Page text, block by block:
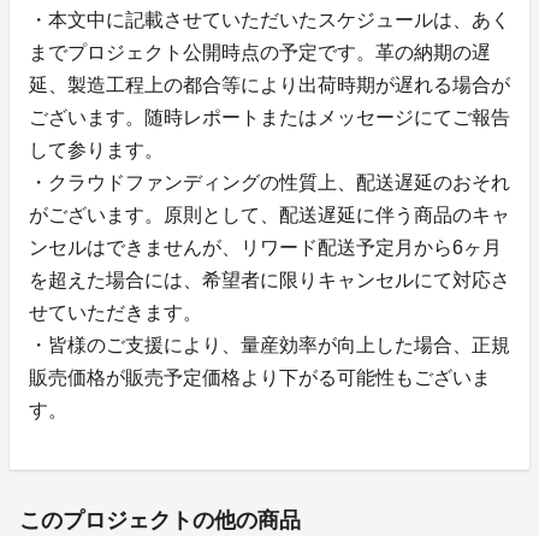
・本文中に記載させていただいたスケジュールは、あく
までプロジェクト公開時点の予定です。革の納期の遅
延、製造工程上の都合等により出荷時期が遅れる場合が
ございます。随時レポートまたはメッセージにてご報告
して参ります。
・クラウドファンディングの性質上、配送遅延のおそれ
がございます。原則として、配送遅延に伴う商品のキャ
ンセルはできませんが、リワード配送予定月から6ヶ月
を超えた場合には、希望者に限りキャンセルにて対応さ
せていただきます。
・皆様のご支援により、量産効率が向上した場合、正規
販売価格が販売予定価格より下がる可能性もございま
す。
このプロジェクトの他の商品